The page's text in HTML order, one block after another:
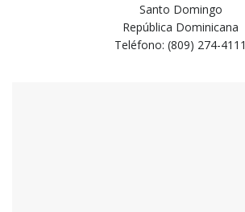
Santo Domingo
República Dominicana
Teléfono: (809) 274-4111